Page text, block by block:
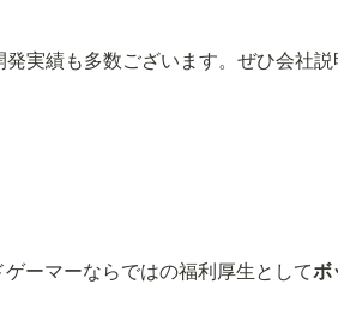
実績も多数ございます。ぜひ会社説
ーマーならではの福利厚生としてボ